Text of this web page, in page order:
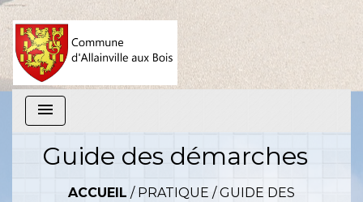
menu
Guide des démarches
ACCUEIL / PRATIQUE /GUIDE DES